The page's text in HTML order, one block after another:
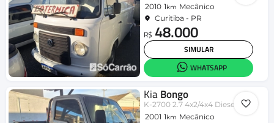
2010 1km Mecânico
Curitiba - PR
R$ 48.000
SIMULAR
WHATSAPP
KiaBongo
K-2700 2.7 4x2/4x4 Diesel
2001 1km Mecânico